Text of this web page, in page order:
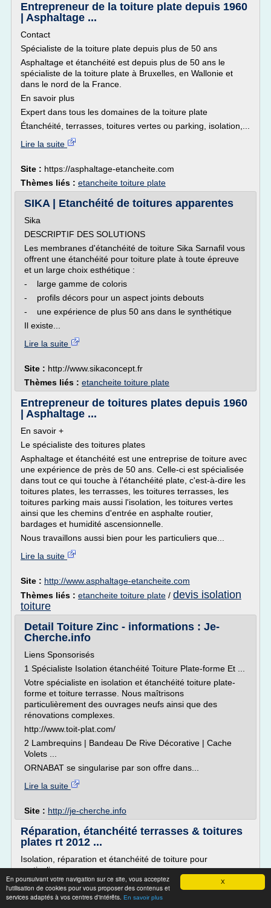
X
En poursuivant votre navigation sur ce site, vous acceptez
l'utilisation de cookies pour vous proposer des contenus et
services adaptés à vos centres d'intérêts. En savoir plus
Entrepreneur de la toiture plate depuis 1960
| Asphaltage ...
Contact
Spécialiste de la toiture plate depuis plus de 50 ans
Asphaltage et étanchéité est depuis plus de 50 ans le
spécialiste de la toiture plate à Bruxelles, en Wallonie et
dans le nord de la France.
En savoir plus
Expert dans tous les domaines de la toiture plate
Étanchéité, terrasses, toitures vertes ou parking, isolation,...
Lire la suite
Site : https://asphaltage-etancheite.com
Thèmes liés : etancheite toiture plate
SIKA | Etanchéité de toitures apparentes
Sika
DESCRIPTIF DES SOLUTIONS
Les membranes d'étanchéité de toiture Sika Sarnafil vous
offrent une étanchéité pour toiture plate à toute épreuve
et un large choix esthétique :
- large gamme de coloris
- profils décors pour un aspect joints debouts
- une expérience de plus 50 ans dans le synthétique
Il existe...
Lire la suite
Site : http://www.sikaconcept.fr
Thèmes liés : etancheite toiture plate
Entrepreneur de toitures plates depuis 1960
| Asphaltage ...
En savoir +
Le spécialiste des toitures plates
Asphaltage et étanchéité est une entreprise de toiture avec
une expérience de près de 50 ans. Celle-ci est spécialisée
dans tout ce qui touche à l'étanchéité plate, c'est-à-dire les
toitures plates, les terrasses, les toitures terrasses, les
toitures parking mais aussi l'isolation, les toitures vertes
ainsi que les chemins d'entrée en asphalte routier,
bardages et humidité ascensionnelle.
Nous travaillons aussi bien pour les particuliers que...
Lire la suite
Site : http://www.asphaltage-etancheite.com
Thèmes liés : etancheite toiture plate / devis isolation
toiture
Detail Toiture Zinc - informations : Je-
Cherche.info
Liens Sponsorisés
1 Spécialiste Isolation étanchéité Toiture Plate-forme Et ...
Votre spécialiste en isolation et étanchéité toiture plate-
forme et toiture terrasse. Nous maîtrisons
particulièrement des ouvrages neufs ainsi que des
rénovations complexes.
http://www.toit-plat.com/
2 Lambrequins | Bandeau De Rive Décorative | Cache
Volets ...
ORNABAT se singularise par son offre dans...
Lire la suite
Site : http://je-cherche.info
Réparation, étanchéité terrasses & toitures
plates rt 2012 ...
Isolation, réparation et étanchéité de toiture pour
particuliers
Nous nous déplaçons chez vous pour effectuer un
diagnostic gratuit !